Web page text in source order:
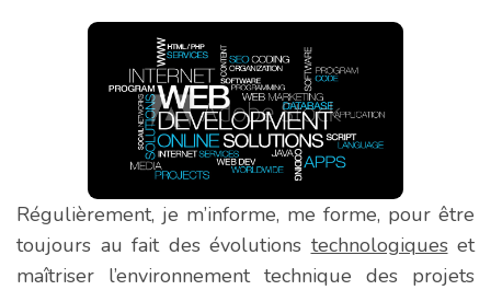
Régulièrement, je m’informe, me forme, pour être
toujours au fait des évolutions technologiqueset
maîtriser l’environnement technique des projets